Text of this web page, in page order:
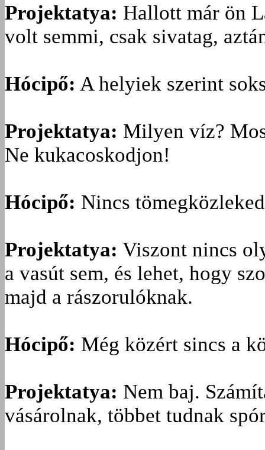
Projektatya: Hallott már ön
volt semmi, csak sivatag,
Hócipő: A helyiek szerint
Projektatya: Milyen víz?
Ne kukacoskodjon!
Hócipő: Nincs
Projektatya: Viszont nincs
a vasút sem, és lehet, hogy
majd a rászorulóknak.
Hócipő: Még közért sincs a
Projektatya: Nem baj.
vásárolnak, többet tudnak